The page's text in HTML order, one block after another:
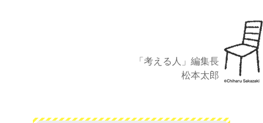
「考える人」編集長
松本太郎